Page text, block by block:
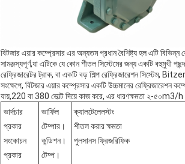
বিটজার এয়ার কম্প্রেসার এর অন্যতম প্রধান বৈশিষ্ট্য হল এটি
সামঞ্জস্যপূর্ণ,যা এটিকে যে কোন শীতল সিস্টেমের জন্য একটি
রেফ্রিজারেটর ট্রাক, বা একটি বড় শিল্প রেফ্রিজারেশন সিস্টেম,
সংক্ষেপে, বিটজার এয়ার কম্প্রেসার একটি উচ্চমানের রেফ্রিজারেশন
যায়,220 বা 380 ভোল্ট দিয়ে কাজ করে, এর ধারণক্ষমতা ২-৫০m3/h
ভার্দচার
প্রকার
সংকোচন
প্রকার
ভার্ফিল
টেম্পার।
কন্ডিশন।
টেম্প।
ক্যালটেলেলস্টং
শীতল করার ক্ষমতা
পুলসানস ফ্রিজরিফিক